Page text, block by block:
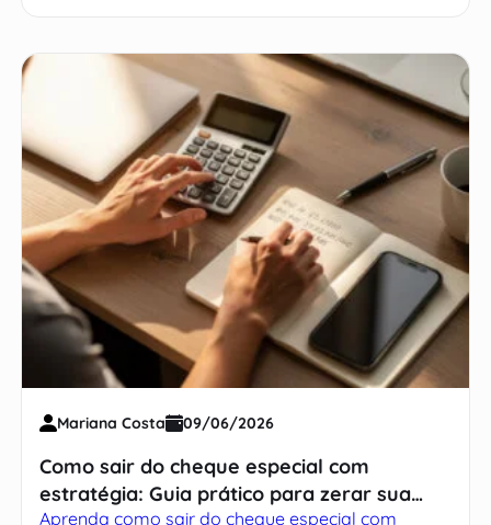
Mariana Costa 09/06/2026
Como sair do cheque especial com
estratégia: Guia prático para zerar sua
Aprenda como sair do cheque especial com